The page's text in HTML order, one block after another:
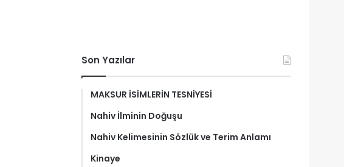
Son Yazılar
MAKSUR İSİMLERİN TESNİYESİ
Nahiv İlminin Doğuşu
Nahiv Kelimesinin Sözlük ve Terim Anlamı
Kinaye